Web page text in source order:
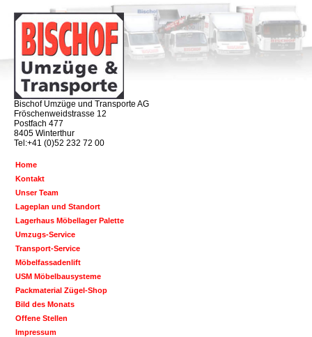
Bischof Umzüge und Transporte AG
Fröschenweidstrasse 12
Postfach 477
8405 Winterthur
Tel:+41 (0)52 232 72 00
Home
Kontakt
Unser Team
Lageplan und Standort
Lagerhaus Möbellager Palette
Umzugs-Service
Transport-Service
Möbelfassadenlift
USM Möbelbausysteme
Packmaterial Zügel-Shop
Bild des Monats
Offene Stellen
Impressum